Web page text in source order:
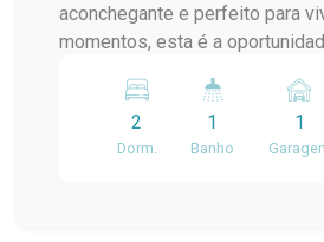
aconchegante e perfeito para
momentos, esta é a oportunidade
conforto e privacidade, além de
sala de estar integrada à
ambiente moderno, prático e
2
Dorm.
1
Banho
1